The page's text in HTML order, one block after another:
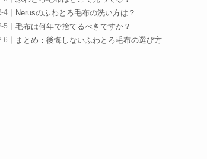
Nerusのふわとろ毛布の洗い方は？
毛布は何年で捨てるべきですか？
まとめ：後悔しないふわとろ毛布の選び方